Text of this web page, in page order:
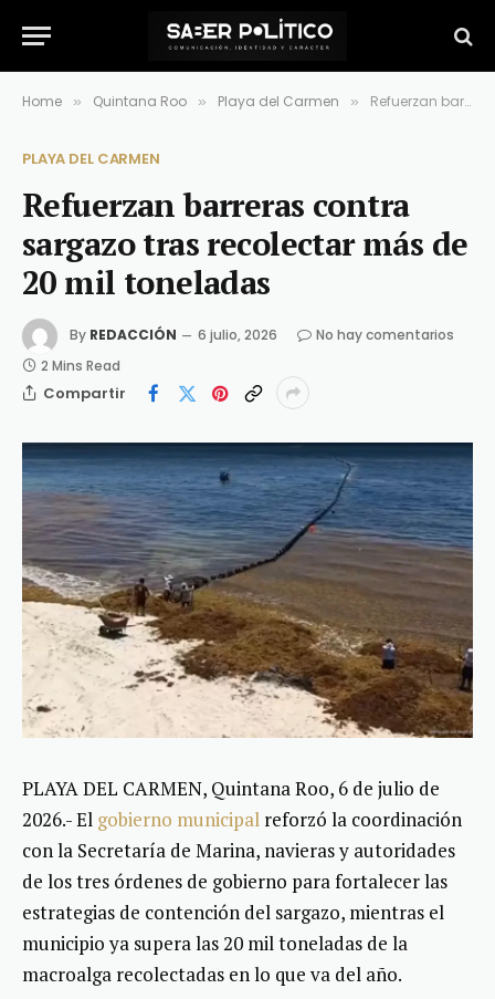
Home » Quintana Roo » Playa del Carmen » Refuerzan barreras contra sargazo tras recolectar más de 20 mil toneladas
PLAYA DEL CARMEN
Refuerzan barreras contra
sargazo tras recolectar más de
20 mil toneladas
By REDACCIÓN 6 julio, 2026
No hay comentarios
2 Mins Read
Compartir
PLAYA DEL CARMEN, Quintana Roo, 6 de julio de
2026.- El gobierno municipal reforzó la coordinación
con la Secretaría de Marina, navieras y autoridades
de los tres órdenes de gobierno para fortalecer las
estrategias de contención del sargazo, mientras el
municipio ya supera las 20 mil toneladas de la
macroalga recolectadas en lo que va del año.